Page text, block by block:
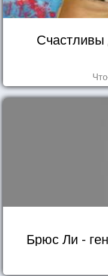
Счастливы
Брюс Ли -